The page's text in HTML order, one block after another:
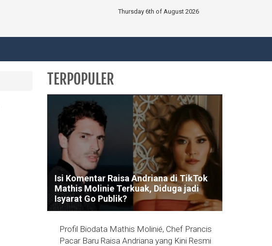
Thursday 6th of August 2026
TERPOPULER
Isi Komentar Raisa Andriana di TikTok
Mathis Molinie Terkuak, Diduga jadi
Isyarat Go Publik?
Profil Biodata Mathis Molinié, Chef Prancis
Pacar Baru Raisa Andriana yang Kini Resmi